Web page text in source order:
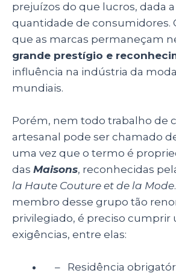
prejuízos do que lucros, dada
quantidade de consumidores.
que as marcas permaneçam
grande prestígio e
influência na indústria da
mundiais.
Porém, nem todo trabalho de
artesanal pode ser chamado
uma vez que o termo é
das Maisons, reconhecidas
la Haute Couture et de la Mode
membro desse grupo tão
privilegiado, é preciso cumprir
exigências, entre elas:
– Residência